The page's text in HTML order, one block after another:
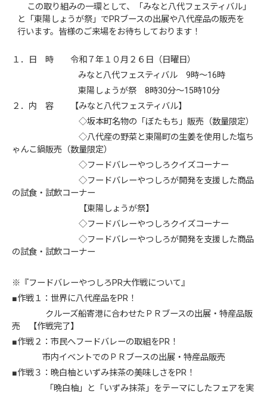
この取り組みの一環として、「みなと八代フェスティバル」
と「東陽しょうが祭」でPRブースの出展や八代産品の販売を
行います。皆様のご来場をお待ちしております！
１．日 時 令和７年１０月２６日（日曜日）
みなと八代フェスティバル 9時～16時
東陽しょうが祭 8時30分～15時10分
２．内 容 【みなと八代フェスティバル】
◇坂本町名物の「ぼたもち」販売（数量限定）
◇八代産の野菜と東陽町の生姜を使用した塩ち
ゃんこ鍋販売（数量限定）
◇フードバレーやつしろクイズコーナー
◇フードバレーやつしろが開発を支援した商品
の試食・試飲コーナー
【東陽しょうが祭】
◇フードバレーやつしろクイズコーナー
◇フードバレーやつしろが開発を支援した商品
の試食・試飲コーナー
※『フードバレーやつしろPR大作戦について』
■作戦１：世界に八代産品をPR！
クルーズ船寄港に合わせたＰＲブースの出展・特産品販
売 【作戦完了】
■作戦２：市民へフードバレーの取組をPR！
市内イベントでのＰＲブースの出展・特産品販売
■作戦３：晩白柚といずみ抹茶の美味しさをPR！
「晩白柚」と「いずみ抹茶」をテーマにしたフェアを実